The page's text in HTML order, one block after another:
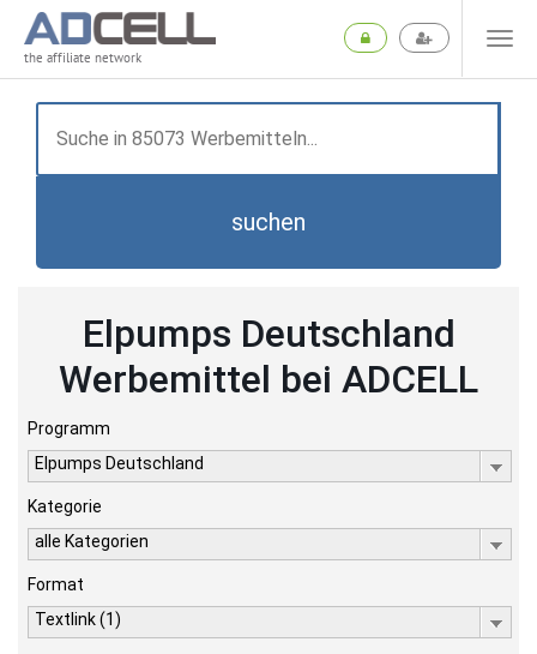
the affiliate network
suchen
Elpumps Deutschland
Werbemittel bei ADCELL
Programm
Elpumps Deutschland
Kategorie
alle Kategorien
Format
Textlink (1)